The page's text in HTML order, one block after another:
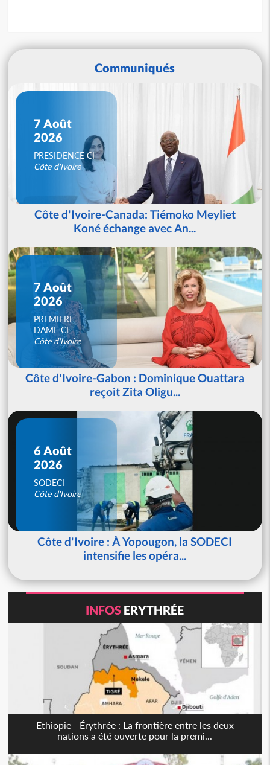
Communiqués
7 Août
2026
PRESIDENCE CI
Côte d'Ivoire
Côte d'Ivoire-Canada: Tiémoko Meyliet
Koné échange avec An...
7 Août
2026
PREMIERE
DAME CI
Côte d'Ivoire
Côte d'Ivoire-Gabon : Dominique Ouattara
reçoit Zita Oligu...
6 Août
2026
SODECI
Côte d'Ivoire
Côte d'Ivoire : À Yopougon, la SODECI
intensifie les opéra...
INFOS ERYTHRÉE
Ethiopie - Érythrée : La frontière entre les deux
nations a été ouverte pour la premi...